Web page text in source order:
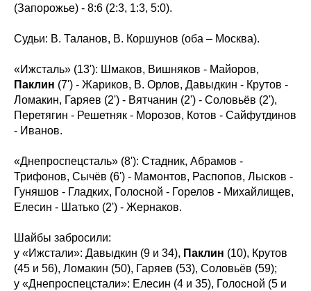
(Запорожье) - 8:6 (2:3, 1:3, 5:0).
Судьи: В. Таланов, В. Коршунов (оба – Москва).
«Ижсталь» (13'): Шмаков, Вишняков - Майоров,
Паклин (7') - Жариков, В. Орлов, Давыдкин - Крутов -
Ломакин, Гаряев (2') - Вятчанин (2') - Соловьёв (2'),
Перетягин - Решетняк - Морозов, Котов - Сайфутдинов
- Иванов.
«Днепроспецсталь» (8'): Стадник, Абрамов -
Трифонов, Сычёв (6') - Мамонтов, Распопов, Лысков -
Гуняшов - Гладких, Голосной - Горелов - Михайлищев,
Елесин - Шатько (2') - Жернаков.
Шайбы забросили:
у «Ижстали»: Давыдкин (9 и 34), Паклин (10), Крутов
(45 и 56), Ломакин (50), Гаряев (53), Соловьёв (59);
у «Днепроспецстали»: Елесин (4 и 35), Голосной (5 и